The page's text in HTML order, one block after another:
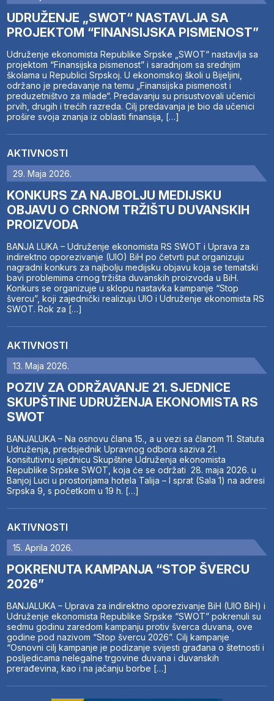
UDRUŽENJE „SWOT“ NASTAVLJA SA
PROJEKTOM “FINANSIJSKA PISMENOST”
Udruženje ekonomista Republike Srpske „SWOT“ nastavlja sa
projektom “Finansijska pismenost” i saradnjom sa srednjim
školama u Republici Srpskoj. U ekonomskoj školi u Bijeljini,
održano je predavanje na temu „Finansijska pismenost i
preduzetništvo za mlade“. Predavanju su prisustvovali učenici
prvih, drugih i trećih razreda. Cilj predavanja je bio da učenici
prošire svoja znanja iz oblasti finansija, […]
AKTIVNOSTI
29. Maja 2026.
KONKURS ZA NAJBOLJU MEDIJSKU
OBJAVU O CRNOM TRŽIŠTU DUVANSKIH
PROIZVODA
BANJA LUKA – Udruženje ekonomista RS SWOT i Uprava za
indirektno oporezivanje (UIO) BiH po četvrti put organizuju
nagradni konkurs za najbolju medijsku objavu koja se tematski
bavi problemima crnog tržišta duvanskih proizvoda u BiH.
Konkurs se organizuje u sklopu nastavka kampanje “Stop
švercu”, koji zajednički realizuju UIO i Udruženje ekonomista RS
SWOT. Rok za […]
AKTIVNOSTI
13. Maja 2026.
POZIV ZA ODRŽAVANJE 21. SJEDNICE
SKUPŠTINE UDRUŽENJA EKONOMISTA RS
SWOT
BANJALUKA – Na osnovu člana 15., a u vezi sa članom 11. Statuta
Udruženja, predsjednik Upravnog odbora saziva 21.
konsitutivnu sjednicu Skupštine Udruženja ekonomista
Republike Srpske SWOT, koja će se održati 28. maja 2026. u
Banjoj Luci u prostorijama hotela Talija – I sprat (Sala 1) na adresi
Srpska 9, s početkom u 19 h. […]
AKTIVNOSTI
15. Aprila 2026.
POKRENUTA KAMPANJA “STOP ŠVERCU
2026”
BANJALUKA – Uprava za indirektno oporezivanje BiH (UIO BiH) i
Udruženje ekonomista Republike Srpske “SWOT” pokrenuli su
sedmu godinu zaredom kampanju protiv šverca duvana, ove
godine pod nazivom “Stop švercu 2026”. Cilj kampanje
“Osnovni cilj kampanje je podizanje svijesti građana o štetnosti i
posljedicama nelegalne trgovine duvana i duvanskih
prerađevina, kao i na jačanju borbe […]